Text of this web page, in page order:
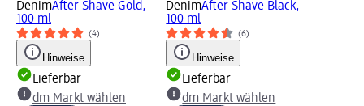
DenimAfter Shave Gold,
100 ml
(4)
Hinweise
Lieferbar
dm Markt wählen
DenimAfter Shave Black,
100 ml
(6)
Hinweise
Lieferbar
dm Markt wählen